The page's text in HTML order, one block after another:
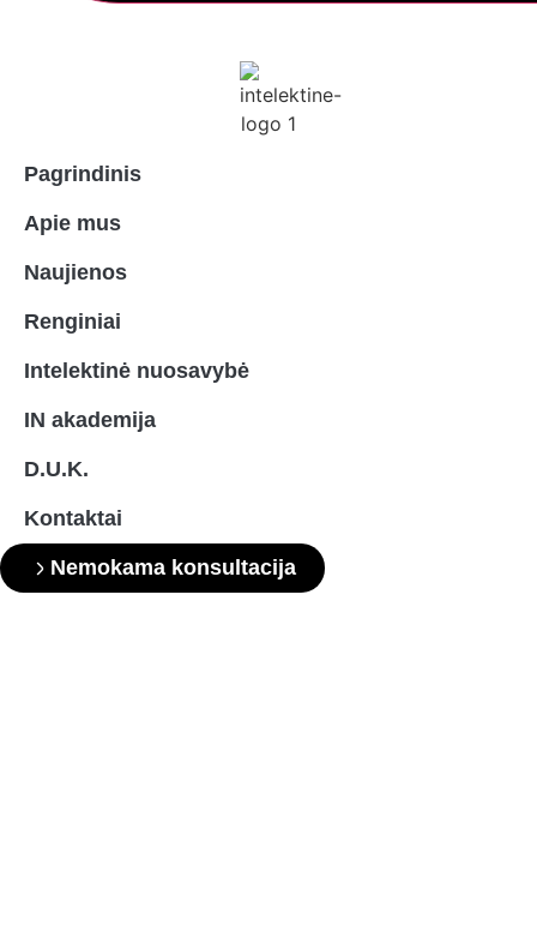
Pagrindinis
Apie mus
Naujienos
Renginiai
Intelektinė nuosavybė
IN akademija
D.U.K.
Kontaktai
Nemokama konsultacija